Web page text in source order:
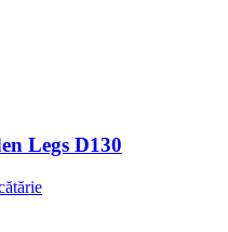
Legs D130